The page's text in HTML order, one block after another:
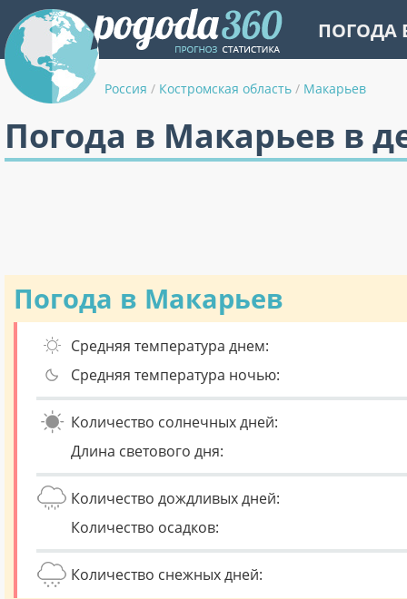
ПОГОДА
Россия / Костромская область / Макарьев
Погода в Макарьев в
Погода в Макарьев
Средняя температура днем:
Средняя температура ночью:
Количество солнечных дней:
Длина светового дня:
Количество дождливых дней:
Количество осадков:
Количество снежных дней: